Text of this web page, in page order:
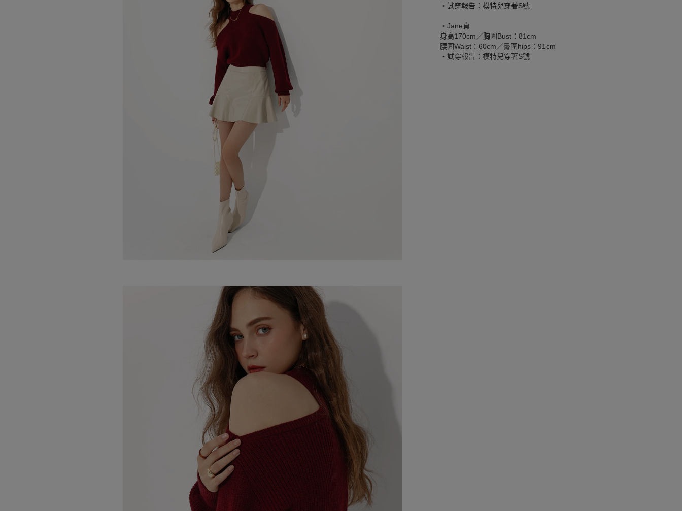
‧試穿報告：模特兒穿著S號
‧Jane貞
身高170cm／胸圍Bust：81cm
腰圍Waist：60cm／臀圍hips：91cm
‧試穿報告：模特兒穿著S號